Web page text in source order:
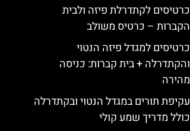
כרטיסים לקתדרלת פיזה ולבית
הקברות – כרטיס משולב
כרטיסים למגדל פיזה הנטוי
והקתדרלה + בית קברות: כניסה
מהירה
עקיפת תורים במגדל הנטוי ובקתדרלה
כולל מדריך שמע קולי